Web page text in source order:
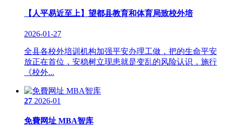
【人平易近至上】望都县教育和体育局致校外培
2026-01-27
全县各校外培训机构加强平安办理工做，把的生命平安
放正在首位，安稳树立现患就是变乱的风险认识，施行
《校外...
27 2026-01
免費网址 MBA智库